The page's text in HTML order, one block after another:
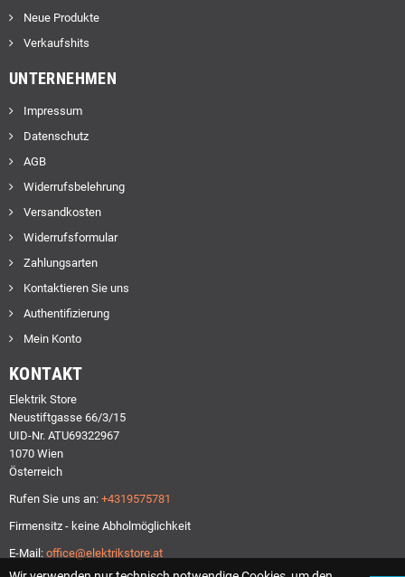
Neue Produkte
Verkaufshits
UNTERNEHMEN
Impressum
Datenschutz
AGB
Widerrufsbelehrung
Versandkosten
Widerrufsformular
Zahlungsarten
Kontaktieren Sie uns
Authentifizierung
Mein Konto
KONTAKT
Elektrik Store
Neustiftgasse 66/3/15
UID-Nr. ATU69322967
1070 Wien
Österreich
Rufen Sie uns an: +4319575781
Firmensitz - keine Abholmöglichkeit
E-Mail: office@elektrikstore.at